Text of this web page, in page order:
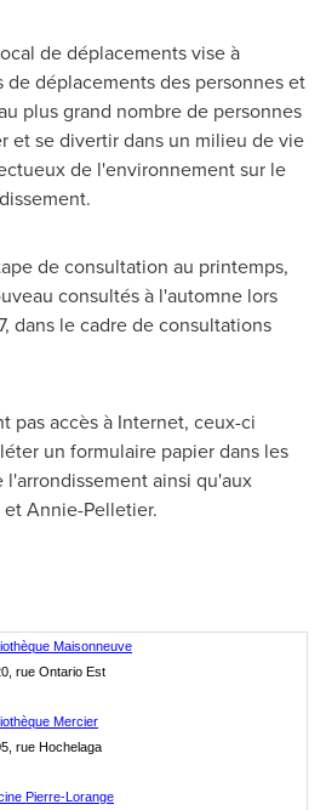
de déplacements vise à
déplacements des personnes et
plus grand nombre de personnes
et se divertir dans un milieu de vie
de l'environnement sur le
de consultation au printemps,
consultés à l'automne lors
dans le cadre de consultations
pas accès à Internet, ceux-ci
un formulaire papier dans les
ainsi qu'aux
Annie-Pelletier.
Maisonneuve
rue Ontario Est
Mercier
rue Hochelaga
Pierre-Lorange